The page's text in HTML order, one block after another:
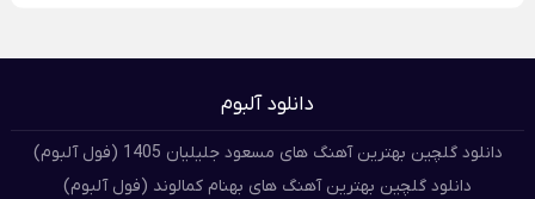
دانلود آلبوم
دانلود گلچین بهترین آهنگ های مسعود جلیلیان 1405 (فول آلبوم)
دانلود گلچین بهترین آهنگ های بهنام کمالوند (فول آلبوم)